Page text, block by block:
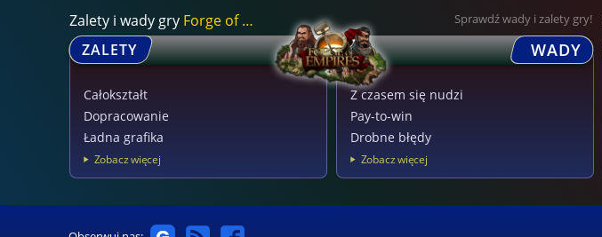
Zalety i wady gry Forge of Empires Sprawdź wady i zalety gry!
ZALETY WADY
Całokształt
Dopracowanie
Ładna grafika
Zobacz więcej
Z czasem się nudzi
Pay-to-win
Drobne błędy
Zobacz więcej